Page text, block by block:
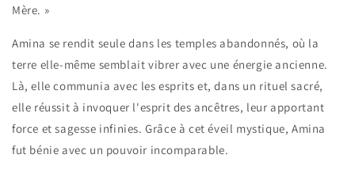
Mère. »
Amina se rendit seule dans les temples abandonnés, où la
terre elle-même semblait vibrer avec une énergie ancienne.
Là, elle communia avec les esprits et, dans un rituel sacré,
elle réussit à invoquer l'esprit des ancêtres, leur apportant
force et sagesse infinies. Grâce à cet éveil mystique, Amina
fut bénie avec un pouvoir incomparable.